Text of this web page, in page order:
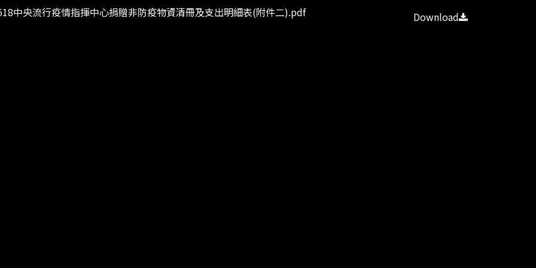
中央流行疫情指揮中心捐贈非防疫物資清冊及支出明細表(附件二).pdf Download